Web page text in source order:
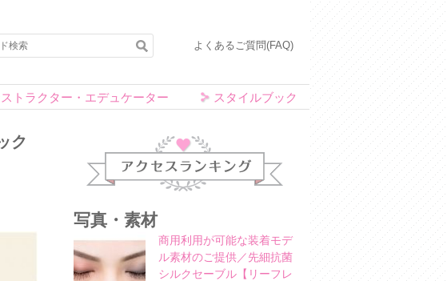
よくあるご質問(FAQ)
トラクター・エデュケーター スタイルブック
ク
アクセスランキング
写真・素材
商用利用が可能な装着モデ
ル素材のご提供／先細抗菌
シルクセーブル【リーフレ